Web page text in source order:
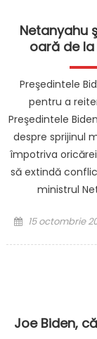
Netanyahu
oară de
Preşedintele
pentru a
Preşedintele
despre sprijinul
împotriva
să extindă
ministrul
Posted
15 octombrie
Joe Biden,